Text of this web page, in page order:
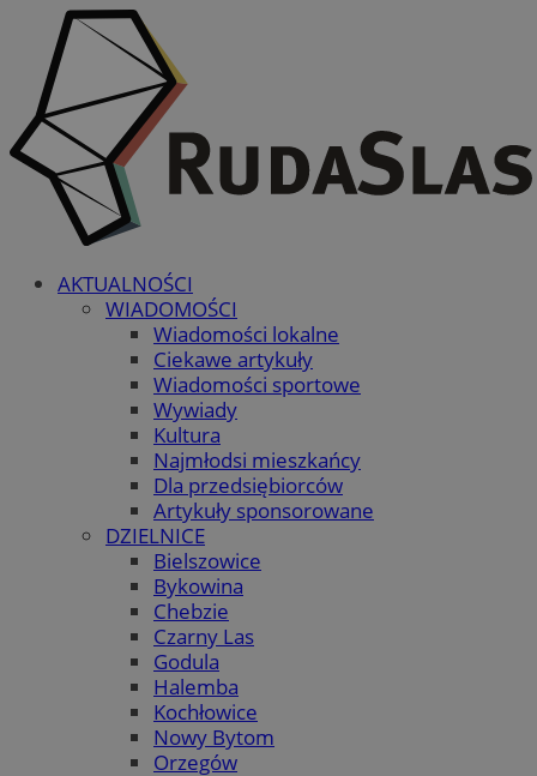
AKTUALNOŚCI
WIADOMOŚCI
Wiadomości lokalne
Ciekawe artykuły
Wiadomości sportowe
Wywiady
Kultura
Najmłodsi mieszkańcy
Dla przedsiębiorców
Artykuły sponsorowane
DZIELNICE
Bielszowice
Bykowina
Chebzie
Czarny Las
Godula
Halemba
Kochłowice
Nowy Bytom
Orzegów